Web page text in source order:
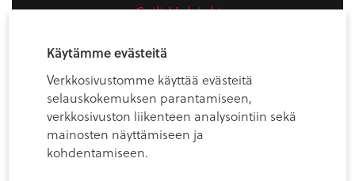
Ceili Helsinki
Firdonkatu 2
00520 Helsinki (Spaces Tripla)
+358405713984
info@ceili.fi
Käytämme evästeitä
Verkkosivustomme käyttää evästeitä
selauskokemuksen parantamiseen,
verkkosivuston liikenteen analysointiin sekä
mainosten näyttämiseen ja
kohdentamiseen.